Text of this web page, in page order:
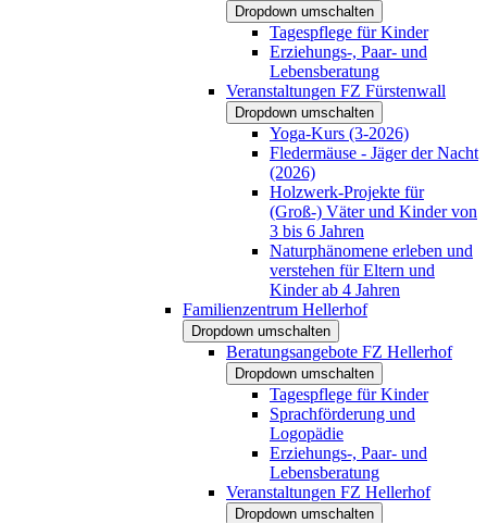
Dropdown umschalten
Tagespflege für Kinder
Erziehungs-, Paar- und
Lebensberatung
Veranstaltungen FZ Fürstenwall
Dropdown umschalten
Yoga-Kurs (3-2026)
Fledermäuse - Jäger der Nacht
(2026)
Holzwerk-Projekte für
(Groß-) Väter und Kinder von
3 bis 6 Jahren
Naturphänomene erleben und
verstehen für Eltern und
Kinder ab 4 Jahren
Familienzentrum Hellerhof
Dropdown umschalten
Beratungsangebote FZ Hellerhof
Dropdown umschalten
Tagespflege für Kinder
Sprachförderung und
Logopädie
Erziehungs-, Paar- und
Lebensberatung
Veranstaltungen FZ Hellerhof
Dropdown umschalten